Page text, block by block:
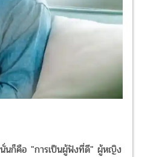
นก็คือ "การเป็นผู้ฟังที่ดี" ผู้หญิง